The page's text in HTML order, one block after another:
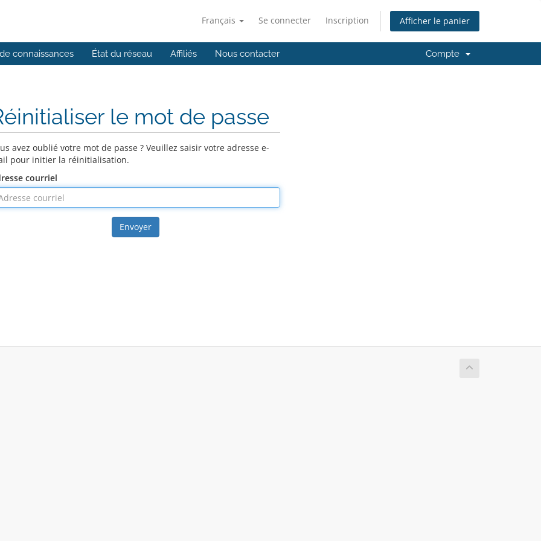
Français Se connecter Inscription Afficher le panier
connaissances État du réseau Affiliés Nous contacter Compte
le mot de passe
avez oublié votre mot de passe ? Veuillez saisir votre adresse e-
pour initier la réinitialisation.
courriel
Envoyer